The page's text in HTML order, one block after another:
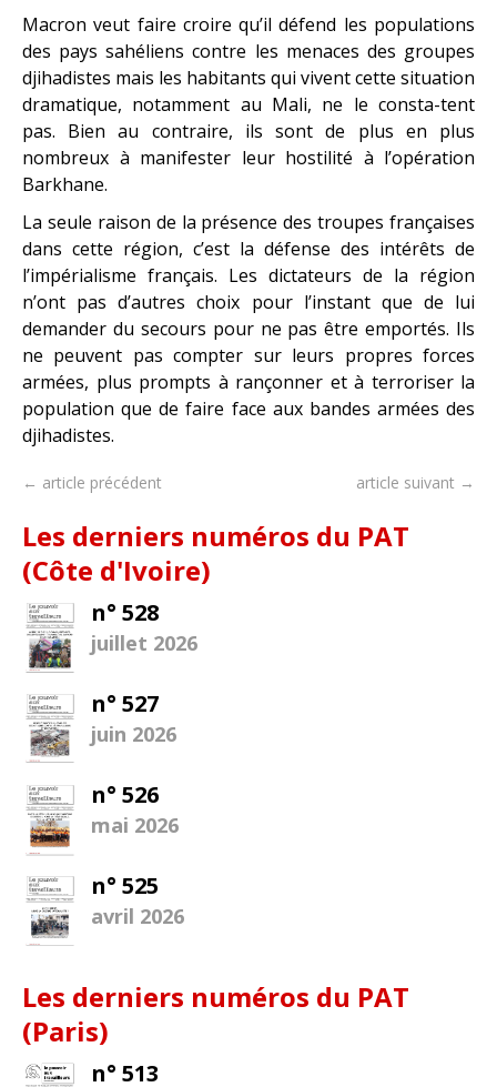
Macron veut faire croire qu’il défend les populations
des pays sahéliens contre les menaces des groupes
djihadistes mais les habitants qui vivent cette situation
dramatique, notamment au Mali, ne le consta-tent
pas. Bien au contraire, ils sont de plus en plus
nombreux à manifester leur hostilité à l’opération
Barkhane.
La seule raison de la présence des troupes françaises
dans cette région, c’est la défense des intérêts de
l’impérialisme français. Les dictateurs de la région
n’ont pas d’autres choix pour l’instant que de lui
demander du secours pour ne pas être emportés. Ils
ne peuvent pas compter sur leurs propres forces
armées, plus prompts à rançonner et à terroriser la
population que de faire face aux bandes armées des
djihadistes.
← article précédent article suivant →
Les derniers numéros du PAT
(Côte d'Ivoire)
n° 528
juillet 2026
n° 527
juin 2026
n° 526
mai 2026
n° 525
avril 2026
Les derniers numéros du PAT
(Paris)
n° 513